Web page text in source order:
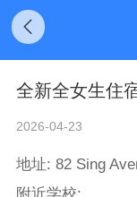
全新全女生住
2026-04-23
地址: 82 Sing